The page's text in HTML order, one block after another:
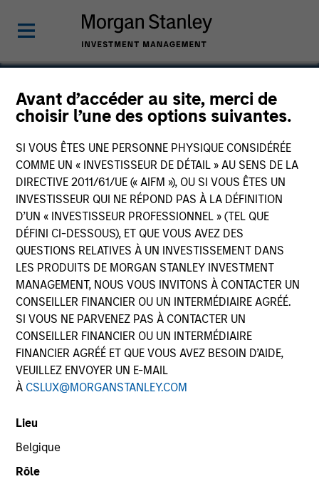
Avant d’accéder au site, merci de
choisir l’une des options suivantes.
SI VOUS ÊTES UNE PERSONNE PHYSIQUE CONSIDÉRÉE
COMME UN « INVESTISSEUR DE DÉTAIL » AU SENS DE LA
DIRECTIVE 2011/61/UE (« AIFM »), OU SI VOUS ÊTES UN
INVESTISSEUR QUI NE RÉPOND PAS À LA DÉFINITION
D’UN « INVESTISSEUR PROFESSIONNEL » (TEL QUE
DÉFINI CI-DESSOUS), ET QUE VOUS AVEZ DES
QUESTIONS RELATIVES À UN INVESTISSEMENT DANS
LES PRODUITS DE MORGAN STANLEY INVESTMENT
MANAGEMENT, NOUS VOUS INVITONS À CONTACTER UN
CONSEILLER FINANCIER OU UN INTERMÉDIAIRE AGRÉÉ.
SI VOUS NE PARVENEZ PAS À CONTACTER UN
CONSEILLER FINANCIER OU UN INTERMÉDIAIRE
FINANCIER AGRÉÉ ET QUE VOUS AVEZ BESOIN D’AIDE,
VEUILLEZ ENVOYER UN E-MAIL
À CSLUX@MORGANSTANLEY.COM
Lieu
Belgique
Rôle
Omega Hospitals
SECTOR
Healthcare
COUNTRY
India